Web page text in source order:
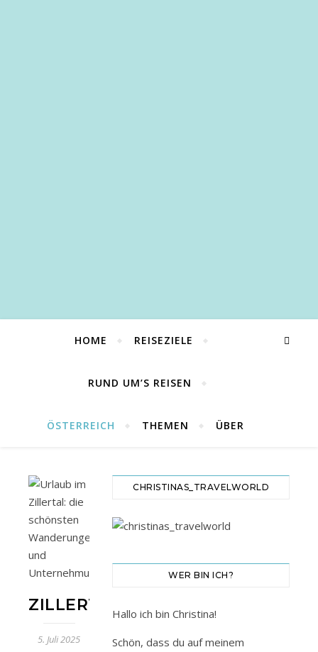
HOME REISEZIELE
RUND UM’S REISEN
ÖSTERREICH THEMEN ÜBER
ZILLERTAL
5. Juli 2025
CHRISTINAS_TRAVELWORLD
WER BIN ICH?
Hallo ich bin Christina!
Schön, dass du auf meinem